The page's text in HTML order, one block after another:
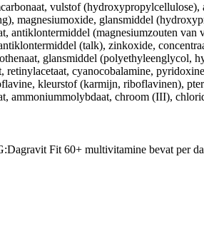
vulstof (hydroxypropylcellulose),
magnesiumoxide, glansmiddel
antiklontermiddel (magnesiumzouten van
(talk), zinkoxide,
glansmiddel (polyethyleenglycol,
retinylacetaat, cyanocobalamine,
kleurstof (karmijn, riboflavinen),
ammoniummolybdaat, chroom (III),
Fit 60+ multivitamine bevat per